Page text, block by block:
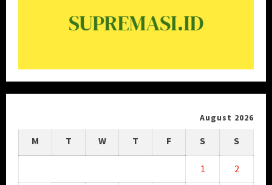
August 2026
M T W T F S S
1 2